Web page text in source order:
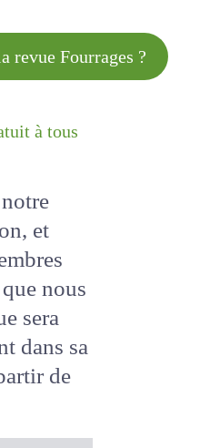
la revue
à
et
nous
sera
dans